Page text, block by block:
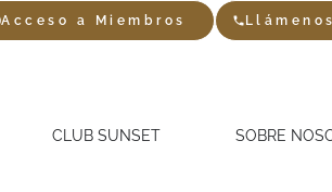
Acceso a Miembros Llámenos
CLUB SUNSET SOBRE